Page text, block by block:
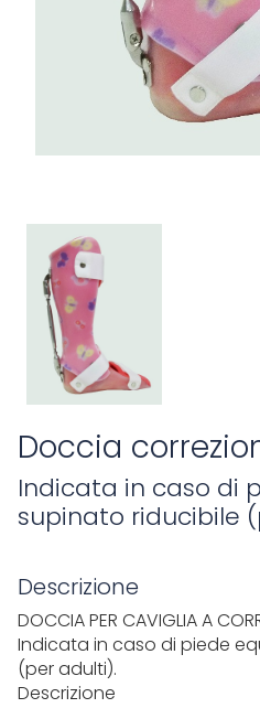
Doccia
Indicata in caso di
supinato riducibile
Descrizione
DOCCIA PER CAVIGLIA A
Indicata in caso di piede
(per adulti).
Descrizione